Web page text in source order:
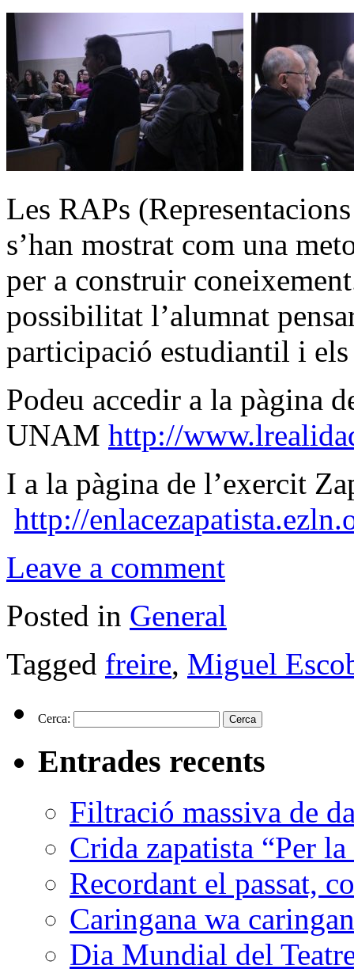
Les RAPs
s’han mostrat com una
per a construir
possibilitat l’alumnat
participació estudiantil i els
Podeu accedir a la pàgina
UNAM http://
I a la pàgina de l’exercit
http://
Leave a comment
Posted in General
Tagged freire, Miguel
Cerca:
Entrades recents
Filtració massiva de
Crida zapatista “Per
Recordant el passat,
Caringana wa
Dia Mundial del